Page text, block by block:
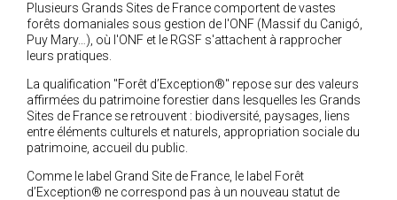
Plusieurs Grands Sites de France comportent de vastes
forêts domaniales sous gestion de l'ONF (Massif du Canigó,
Puy Mary…), où l'ONF et le RGSF s'attachent à rapprocher
leurs pratiques.
La qualification "Forêt d’Exception®" repose sur des valeurs
affirmées du patrimoine forestier dans lesquelles les Grands
Sites de France se retrouvent : biodiversité, paysages, liens
entre éléments culturels et naturels, appropriation sociale du
patrimoine, accueil du public.
Comme le label Grand Site de France, le label Forêt
d’Exception® ne correspond pas à un nouveau statut de